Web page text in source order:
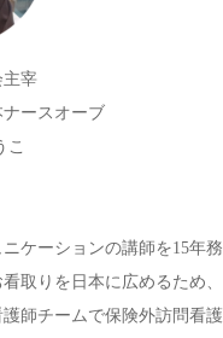
主宰
ースオーブ
こ
ケーションの講師を15年務
取りを日本に広めるため、
師チームで保険外訪問看護